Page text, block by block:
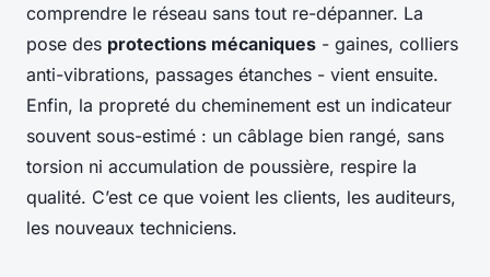
comprendre le réseau sans tout re-dépanner. La
pose des protections mécaniques - gaines, colliers
anti-vibrations, passages étanches - vient ensuite.
Enfin, la propreté du cheminement est un indicateur
souvent sous-estimé : un câblage bien rangé, sans
torsion ni accumulation de poussière, respire la
qualité. C’est ce que voient les clients, les auditeurs,
les nouveaux techniciens.